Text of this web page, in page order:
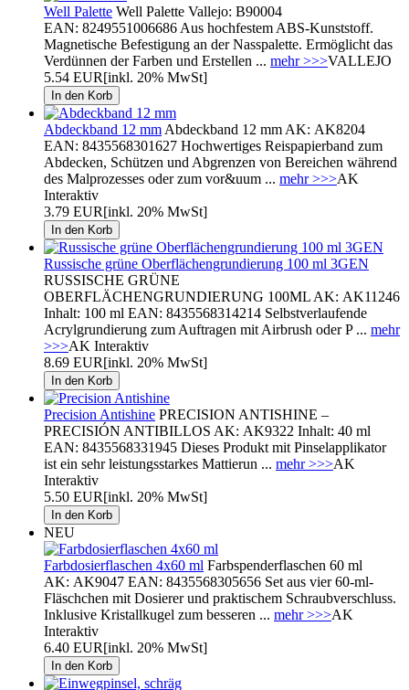
Well Palette Well Palette Vallejo: B90004
EAN: 8249551006686 Aus hochfestem ABS-Kunststoff.
Magnetische Befestigung an der Nasspalette. Ermöglicht das
Verdünnen der Farben und Erstellen ... mehr >>>VALLEJO
5.54 EUR[inkl. 20% MwSt]
Abdeckband 12 mm Abdeckband 12 mm AK: AK8204
EAN: 8435568301627 Hochwertiges Reispapierband zum
Abdecken, Schützen und Abgrenzen von Bereichen während
des Malprozesses oder zum vor&uum ... mehr >>>AK
Interaktiv
3.79 EUR[inkl. 20% MwSt]
Russische grüne Oberflächengrundierung 100 ml 3GEN
RUSSISCHE GRÜNE
OBERFLÄCHENGRUNDIERUNG 100ML AK: AK11246
Inhalt: 100 ml EAN: 8435568314214 Selbstverlaufende
Acrylgrundierung zum Auftragen mit Airbrush oder P ... mehr
>>>AK Interaktiv
8.69 EUR[inkl. 20% MwSt]
Precision Antishine PRECISION ANTISHINE –
PRECISIÓN ANTIBILLOS AK: AK9322 Inhalt: 40 ml
EAN: 8435568331945 Dieses Produkt mit Pinselapplikator
ist ein sehr leistungsstarkes Mattierun ... mehr >>>AK
Interaktiv
5.50 EUR[inkl. 20% MwSt]
NEU
Farbdosierflaschen 4x60 ml Farbspenderflaschen 60 ml
AK: AK9047 EAN: 8435568305656 Set aus vier 60-ml-
Fläschchen mit Dosierer und praktischem Schraubverschluss.
Inklusive Kristallkugel zum besseren ... mehr >>>AK
Interaktiv
6.40 EUR[inkl. 20% MwSt]